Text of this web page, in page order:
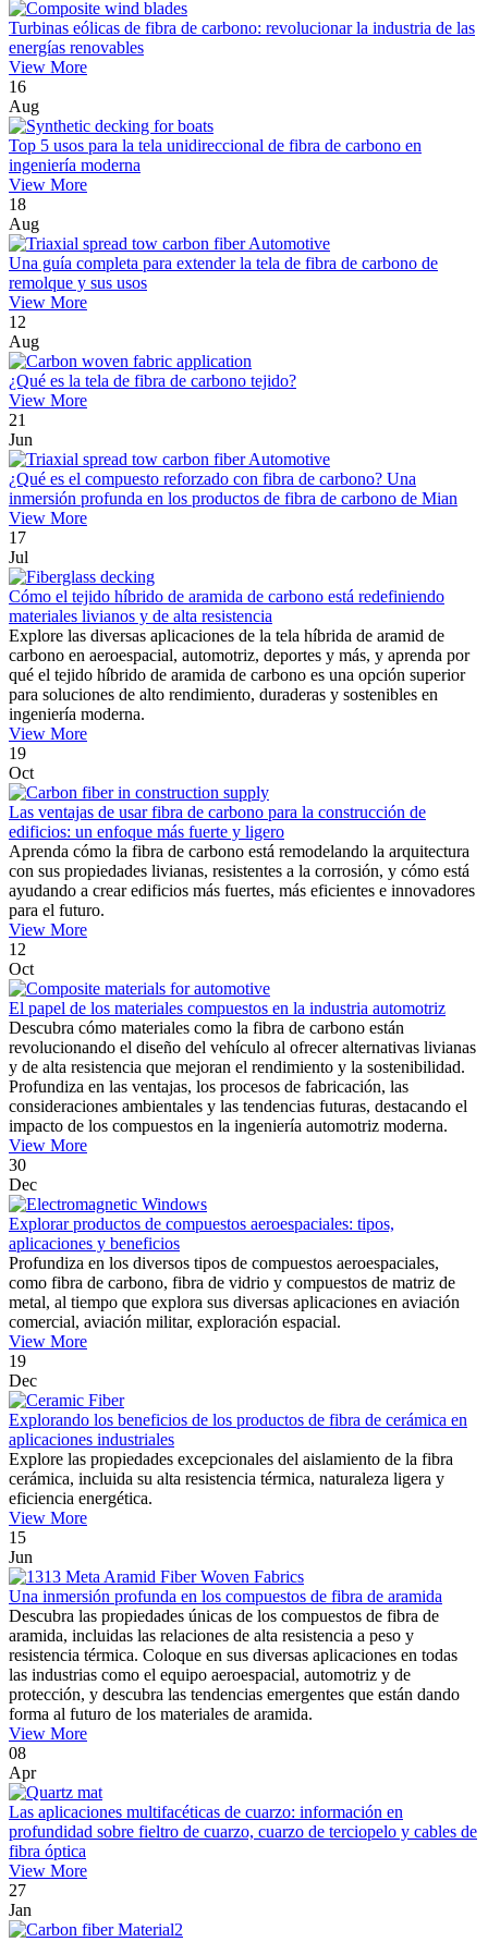
Turbinas eólicas de fibra de carbono: revolucionar la industria de las
energías renovables
View More
16
Aug
Top 5 usos para la tela unidireccional de fibra de carbono en
ingeniería moderna
View More
18
Aug
Una guía completa para extender la tela de fibra de carbono de
remolque y sus usos
View More
12
Aug
¿Qué es la tela de fibra de carbono tejido?
View More
21
Jun
¿Qué es el compuesto reforzado con fibra de carbono? Una
inmersión profunda en los productos de fibra de carbono de Mian
View More
17
Jul
Cómo el tejido híbrido de aramida de carbono está redefiniendo
materiales livianos y de alta resistencia
Explore las diversas aplicaciones de la tela híbrida de aramid de
carbono en aeroespacial, automotriz, deportes y más, y aprenda por
qué el tejido híbrido de aramida de carbono es una opción superior
para soluciones de alto rendimiento, duraderas y sostenibles en
ingeniería moderna.
View More
19
Oct
Las ventajas de usar fibra de carbono para la construcción de
edificios: un enfoque más fuerte y ligero
Aprenda cómo la fibra de carbono está remodelando la arquitectura
con sus propiedades livianas, resistentes a la corrosión, y cómo está
ayudando a crear edificios más fuertes, más eficientes e innovadores
para el futuro.
View More
12
Oct
El papel de los materiales compuestos en la industria automotriz
Descubra cómo materiales como la fibra de carbono están
revolucionando el diseño del vehículo al ofrecer alternativas livianas
y de alta resistencia que mejoran el rendimiento y la sostenibilidad.
Profundiza en las ventajas, los procesos de fabricación, las
consideraciones ambientales y las tendencias futuras, destacando el
impacto de los compuestos en la ingeniería automotriz moderna.
View More
30
Dec
Explorar productos de compuestos aeroespaciales: tipos,
aplicaciones y beneficios
Profundiza en los diversos tipos de compuestos aeroespaciales,
como fibra de carbono, fibra de vidrio y compuestos de matriz de
metal, al tiempo que explora sus diversas aplicaciones en aviación
comercial, aviación militar, exploración espacial.
View More
19
Dec
Explorando los beneficios de los productos de fibra de cerámica en
aplicaciones industriales
Explore las propiedades excepcionales del aislamiento de la fibra
cerámica, incluida su alta resistencia térmica, naturaleza ligera y
eficiencia energética.
View More
15
Jun
Una inmersión profunda en los compuestos de fibra de aramida
Descubra las propiedades únicas de los compuestos de fibra de
aramida, incluidas las relaciones de alta resistencia a peso y
resistencia térmica. Coloque en sus diversas aplicaciones en todas
las industrias como el equipo aeroespacial, automotriz y de
protección, y descubra las tendencias emergentes que están dando
forma al futuro de los materiales de aramida.
View More
08
Apr
Las aplicaciones multifacéticas de cuarzo: información en
profundidad sobre fieltro de cuarzo, cuarzo de terciopelo y cables de
fibra óptica
View More
27
Jan